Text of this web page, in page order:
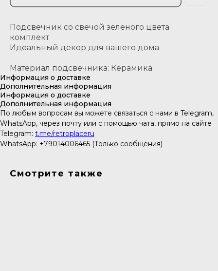
Подсвечник со свечой зеленого цвета
комплект
Идеальный декор для вашего дома
Материал подсвечника: Керамика
Информация о доставке
Дополнительная информация
Информация о доставке
Дополнительная информация
По любым вопросам вы можете связаться с нами в Telegram,
WhatsApp, через почту или с помощью чата, прямо на сайте
Telegram: t.me/retroplaceru
WhatsApp: +79014006465 (Только сообщения)
Смотрите также